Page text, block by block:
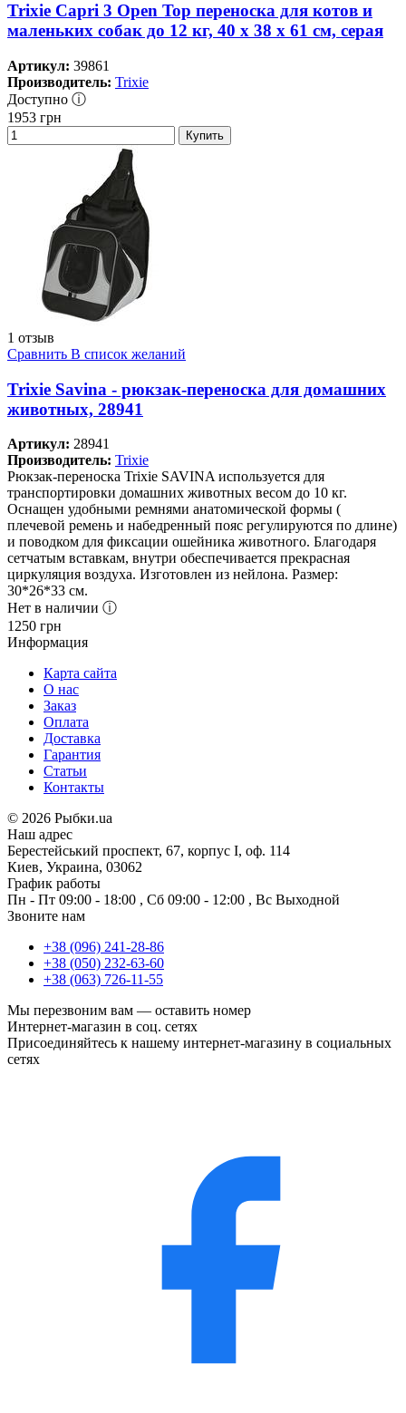
Trixie Capri 3 Open Top переноска для котов и
маленьких собак до 12 кг, 40 x 38 x 61 см, серая
Артикул: 39861
Производитель: Trixie
Доступно ⓘ
1953 грн
Купить
1 отзыв
Сравнить В список желаний
Trixie Savina - рюкзак-переноска для домашних
животных, 28941
Артикул: 28941
Производитель: Trixie
Рюкзак-переноска Trixie SAVINA используется для
транспортировки домашних животных весом до 10 кг.
Оснащен удобными ремнями анатомической формы (
плечевой ремень и набедренный пояс регулируются по длине)
и поводком для фиксации ошейника животного. Благодаря
сетчатым вставкам, внутри обеспечивается прекрасная
циркуляция воздуха. Изготовлен из нейлона. Размер:
30*26*33 см.
Нет в наличии ⓘ
1250 грн
Информация
Карта сайта
О нас
Заказ
Оплата
Доставка
Гарантия
Статьи
Контакты
© 2026 Рыбки.ua
Наш адрес
Берестейський проспект, 67, корпус I, оф. 114
Киев, Украина, 03062
График работы
Пн - Пт 09:00 - 18:00 , Сб 09:00 - 12:00 , Вс Выходной
Звоните нам
+38 (096) 241-28-86
+38 (050) 232-63-60
+38 (063) 726-11-55
Мы перезвоним вам — оставить номер
Интернет-магазин в соц. сетях
Присоединяйтесь к нашему интернет-магазину в социальных
сетях